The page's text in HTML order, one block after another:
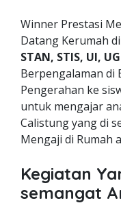
Winner Prestasi
Datang Kerumah
STAN, STIS, UI,
Berpengalaman di
Pengerahan ke
untuk mengajar
Calistung yang di
Mengaji di Rumah
Kegiatan
semangat